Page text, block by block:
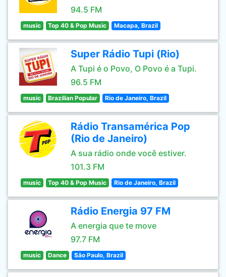
94.5 FM
music Top 40 & Pop Music Macapa, Brazil
Super Rádio Tupi (Rio)
A Tupi é o Povo, O Povo é a Tupi.
96.5 FM
music Brazilian Popular Rio de Janeiro, Brazil
Rádio Transamérica Pop
(Rio de Janeiro)
A sua rádio onde você estiver.
101.3 FM
music Top 40 & Pop Music Rio de Janeiro, Brazil
Rádio Energia 97 FM
A energia que te move
97.7 FM
music Dance São Paulo, Brazil